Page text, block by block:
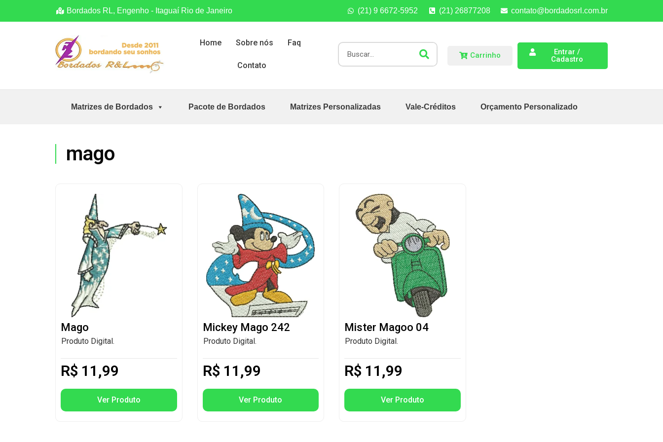
Bordados RL, Engenho - Itaguaí Rio de Janeiro (21) 9 6672-5952 (21) 26877208 contato@bordadosrl.com.br
Home Sobre nós Faq
Contato
Carrinho
Entrar /
Cadastro
Matrizes de Bordados Pacote de Bordados Matrizes Personalizadas Vale-Créditos Orçamento Personalizado
mago
Mago
Produto Digital.
R$ 11,99
Ver Produto
Mickey Mago 242
Produto Digital.
R$ 11,99
Ver Produto
Mister Magoo 04
Produto Digital.
R$ 11,99
Ver Produto